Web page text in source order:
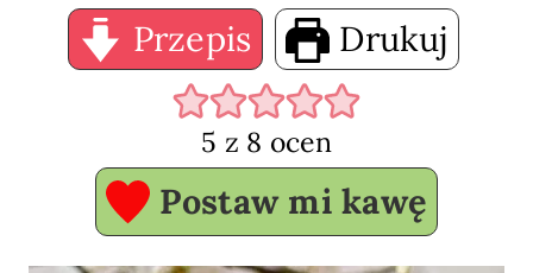
Przepis Drukuj
5 z 8 ocen
Postaw mi kawę